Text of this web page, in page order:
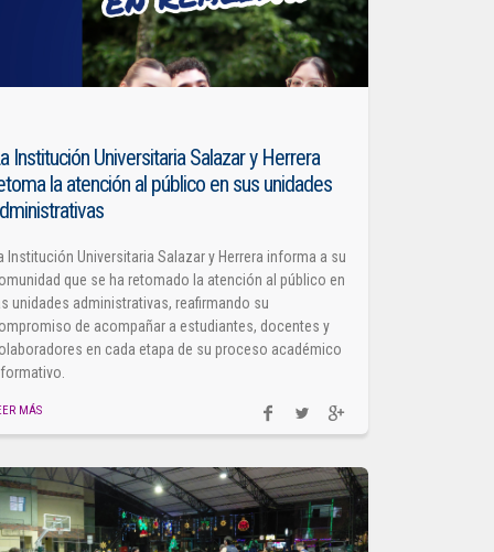
Institución Universitaria Salazar y Herrera
la atención al público en sus unidades
Institución Universitaria Salazar y Herrera informa a su
que se ha retomado la atención al público en
unidades administrativas, reafirmando su
de acompañar a estudiantes, docentes y
en cada etapa de su proceso académico
MÁS